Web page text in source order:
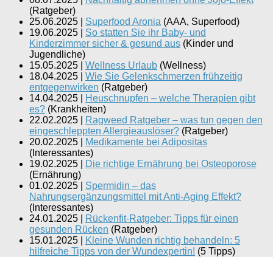
(Ratgeber)
25.06.2025
Superfood Aronia (AAA, Superfood)
19.06.2025
So statten Sie ihr Baby- und
Kinderzimmer sicher & gesund aus (Kinder und
Jugendliche)
15.05.2025
Wellness Urlaub (Wellness)
18.04.2025
Wie Sie Gelenkschmerzen frühzeitig
entgegenwirken (Ratgeber)
14.04.2025
Heuschnupfen – welche Therapien gibt
es? (Krankheiten)
22.02.2025
Ragweed Ratgeber – was tun gegen den
eingeschleppten Allergieauslöser? (Ratgeber)
20.02.2025
Medikamente bei Adipositas
( Interessantes)
19.02.2025
Die richtige Ernährung bei Osteoporose
(Ernährung)
01.02.2025
Spermidin – das
Nahrungsergänzungsmittel mit Anti-Aging Effekt?
( Interessantes)
24.01.2025
Rückenfit-Ratgeber: Tipps für einen
gesunden Rücken (Ratgeber)
15.01.2025
Kleine Wunden richtig behandeln: 5
hilfreiche Tipps von der Wundexpertin! (5 Tipps)